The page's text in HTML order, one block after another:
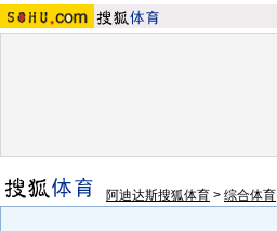
阿迪达斯搜狐体育 > 综合体育